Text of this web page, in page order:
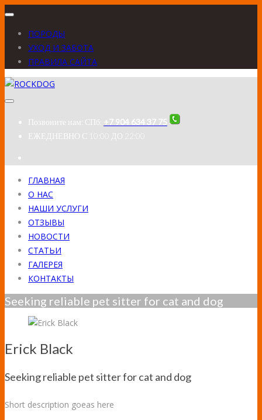
ПОРОДЫ
УХОД И ЗАБОТА
ПРАВИЛА САЙТА
Позвоните нам: СПб: +7 904 634 37 75
ЕЖЕДНЕВНО С 10:00 ДО 22:00
ГЛАВНАЯ
О НАС
НАШИ УСЛУГИ
ОТЗЫВЫ
НОВОСТИ
СТАТЬИ
ГАЛЕРЕЯ
КОНТАКТЫ
Seeking reliable pet sitter for cat and dog
Erick Black
Seeking reliable pet sitter for cat and dog
Short description goeas here